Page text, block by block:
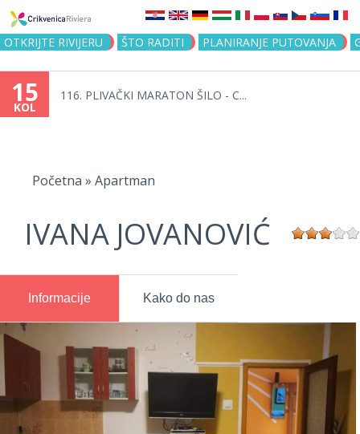
Jump to navigation
OTKRIJTE RIVIJERU ŠTO RADITI PLANIRANJE PUTOVANJA
15
KOL
116. PLIVAČKI MARATON ŠILO - C...
Početna » Apartman
IVANA JOVANOVIĆ
Informacije Kako do nas